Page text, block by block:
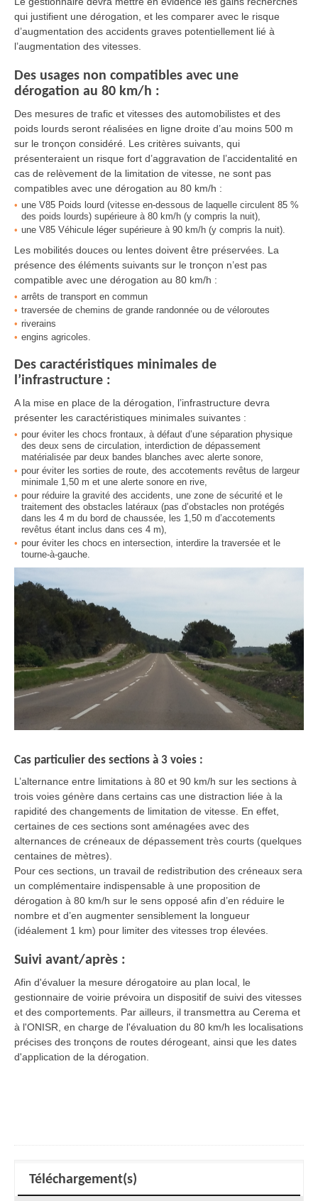
qui justifient une dérogation, et les comparer avec le risque
d’augmentation des accidents graves potentiellement lié à
l’augmentation des vitesses.
Des usages non compatibles avec une
dérogation au 80 km/h :
Des mesures de trafic et vitesses des automobilistes et des
poids lourds seront réalisées en ligne droite d’au moins 500 m
sur le tronçon considéré. Les critères suivants, qui
présenteraient un risque fort d’aggravation de l’accidentalité en
cas de relèvement de la limitation de vitesse, ne sont pas
compatibles avec une dérogation au 80 km/h :
une V85 Poids lourd (vitesse en-dessous de laquelle circulent 85 %
des poids lourds) supérieure à 80 km/h (y compris la nuit),
une V85 Véhicule léger supérieure à 90 km/h (y compris la nuit).
Les mobilités douces ou lentes doivent être préservées. La
présence des éléments suivants sur le tronçon n’est pas
compatible avec une dérogation au 80 km/h :
arrêts de transport en commun
traversée de chemins de grande randonnée ou de véloroutes
riverains
engins agricoles.
Des caractéristiques minimales de
l’infrastructure :
A la mise en place de la dérogation, l’infrastructure devra
présenter les caractéristiques minimales suivantes :
pour éviter les chocs frontaux, à défaut d’une séparation physique
des deux sens de circulation, interdiction de dépassement
matérialisée par deux bandes blanches avec alerte sonore,
pour éviter les sorties de route, des accotements revêtus de largeur
minimale 1,50 m et une alerte sonore en rive,
pour réduire la gravité des accidents, une zone de sécurité et le
traitement des obstacles latéraux (pas d’obstacles non protégés
dans les 4 m du bord de chaussée, les 1,50 m d’accotements
revêtus étant inclus dans ces 4 m),
pour éviter les chocs en intersection, interdire la traversée et le
tourne-à-gauche.
Cas particulier des sections à 3 voies :
L’alternance entre limitations à 80 et 90 km/h sur les sections à
trois voies génère dans certains cas une distraction liée à la
rapidité des changements de limitation de vitesse. En effet,
certaines de ces sections sont aménagées avec des
alternances de créneaux de dépassement très courts (quelques
centaines de mètres).
Pour ces sections, un travail de redistribution des créneaux sera
un complémentaire indispensable à une proposition de
dérogation à 80 km/h sur le sens opposé afin d’en réduire le
nombre et d’en augmenter sensiblement la longueur
(idéalement 1 km) pour limiter des vitesses trop élevées.
Suivi avant/après :
Afin d'évaluer la mesure dérogatoire au plan local, le
gestionnaire de voirie prévoira un dispositif de suivi des vitesses
et des comportements. Par ailleurs, il transmettra au Cerema et
à l'ONISR, en charge de l'évaluation du 80 km/h les localisations
précises des tronçons de routes dérogeant, ainsi que les dates
d'application de la dérogation.
Téléchargement(s)